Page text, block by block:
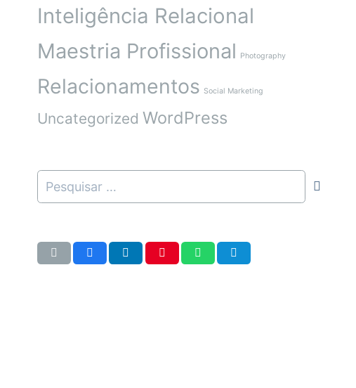
Inteligência Relacional
Maestria Profissional
Photography
Relacionamentos Social Marketing
Uncategorized WordPress
Pesquisar
por: